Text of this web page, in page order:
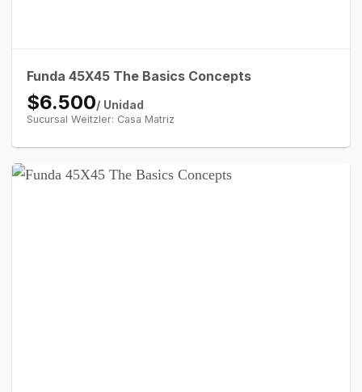
Funda 45X45 The Basics Concepts
$6.500/ Unidad
Sucursal Weitzler: Casa Matriz